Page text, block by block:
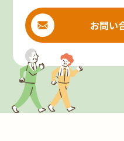
お問い